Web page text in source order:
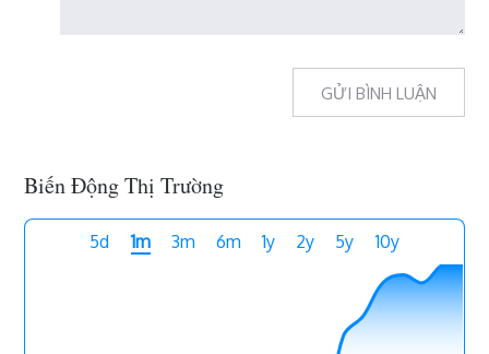
Biến Động Thị Trường
5d 1m 3m 6m 1y 2y 5y 10y